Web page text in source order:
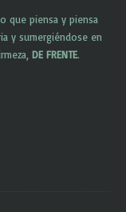
que piensa y piensa
y sumergiéndose en
DE FRENTE.